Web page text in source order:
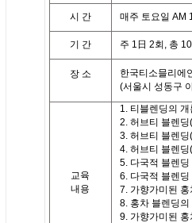
시 간 매주 토요일 AM
기 간 주 1 日 2회 , 총 10
장 소
한국티소믈리에
(서울시 성동구
교육
내용
1. 티블렌딩의 개
2. 허브티 블렌딩
3. 허브티 블렌딩
4. 허브티 블렌딩
5. 다국적 블렌
6. 다국적 블렌
7. 가향가미된
8. 홍차 블렌딩의
9. 가향가미된